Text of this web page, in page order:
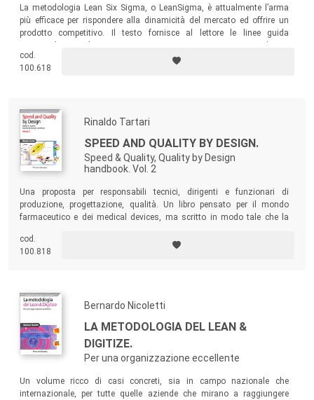
La metodologia Lean Six Sigma, o LeanSigma, è attualmente l’arma
più efficace per rispondere alla dinamicità del mercato ed offrire un
prodotto competitivo. Il testo fornisce al lettore le linee guida
approccio strutturato alla metodologia, un percorso
d’implementazione, strumenti ed esempi pratici.
cod.
100.618
Rinaldo Tartari
SPEED AND QUALITY BY DESIGN.
Speed & Quality, Quality by Design
handbook. Vol. 2
Una proposta per responsabili tecnici, dirigenti e funzionari di
produzione, progettazione, qualità. Un libro pensato per il mondo
farmaceutico e dei medical devices, ma scritto in modo tale che la
elettronica, meccanica, meccatronica, ecc.
cod.
100.818
Bernardo Nicoletti
LA METODOLOGIA DEL LEAN &
DIGITIZE.
Per una organizzazione eccellente
Un volume ricco di casi concreti, sia in campo nazionale che
internazionale, per tutte quelle aziende che mirano a raggiungere